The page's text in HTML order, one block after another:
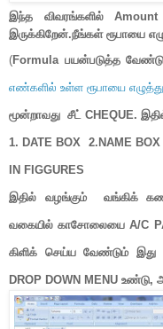
இந்த விவரங்களில்
இருக்கிறேன்.நீங்கள் ரூபாயை
(Formula பயன்படுத்த
எண்களில் உள்ள ரூபாயை
மூன்றாவது சீட் CHEQUE.
1. DATE BOX 2.NAME BOX
IN FIGGURES
இதில் வழங்கும் வங்கிக்
வகையில் காசோலையை A/C
கிளிக் செய்ய வேண்டும்
DROP DOWN MENU